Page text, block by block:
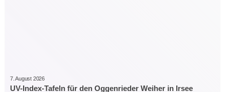
7. August 2026
UV-Index-Tafeln für den Oggenrieder Weiher in Irsee